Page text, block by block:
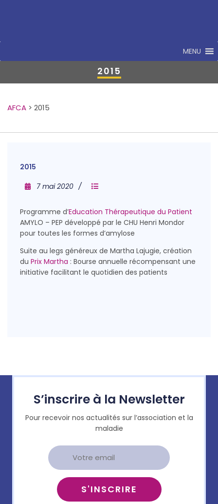
MENU
2015
AFCA > 2015
2015
7 mai 2020
Programme d’Education Thérapeutique du Patient
AMYLO – PEP développé par le CHU Henri Mondor
pour toutes les formes d’amylose
Suite au legs généreux de Martha Lajugie, création
du Prix Martha : Bourse annuelle récompensant une
initiative facilitant le quotidien des patients
S’inscrire à la Newsletter
Pour recevoir nos actualités sur l’association et la
maladie